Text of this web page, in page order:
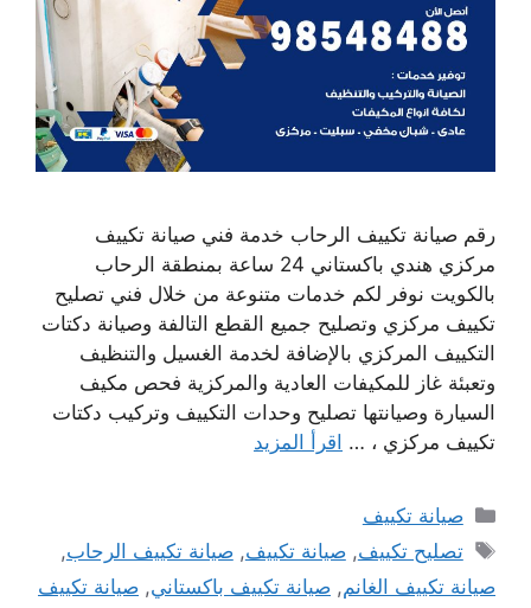
رقم صيانة تكييف الرحاب خدمة فني صيانة تكييف
مركزي هندي باكستاني 24 ساعة بمنطقة الرحاب
بالكويت نوفر لكم خدمات متنوعة من خلال فني تصليح
تكييف مركزي وتصليح جميع القطع التالفة وصيانة دكتات
التكييف المركزي بالإضافة لخدمة الغسيل والتنظيف
وتعبئة غاز للمكيفات العادية والمركزية فحص مكيف
السيارة وصيانتها تصليح وحدات التكييف وتركيب دكتات
تكييف مركزي ، … اقرأ المزيد
التصنيفات
صيانة تكييف
الوسوم
تصليح تكييف,صيانة تكييف,صيانة تكييف الرحاب,
صيانة تكييف الغانم, صيانة تكييف باكستاني, صيانة تكييف